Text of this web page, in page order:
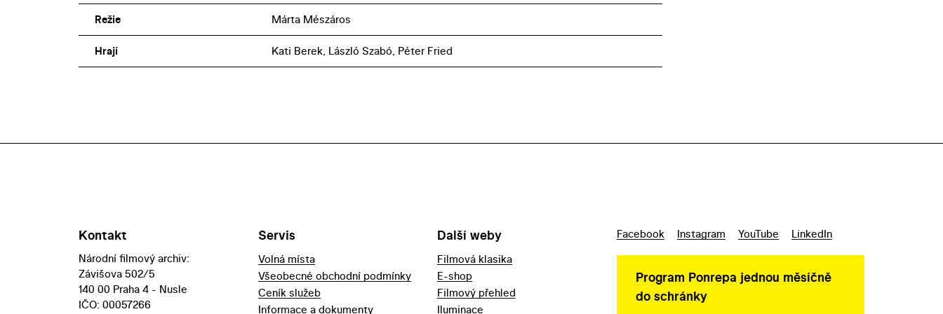
Režie Márta Mészáros
Hrají Kati Berek, László Szabó, Péter Fried
Kontakt
Národní filmový archiv:
Závišova 502/5
140 00 Praha 4 - Nusle
IČO: 00057266
Servis
Volná místa
Všeobecné obchodní podmínky
Ceník služeb
Informace a dokumenty
Další weby
Filmová klasika
E-shop
Filmový přehled
Iluminace
Facebook Instagram YouTube LinkedIn
Program Ponrepa jednou měsíčně
do schránky